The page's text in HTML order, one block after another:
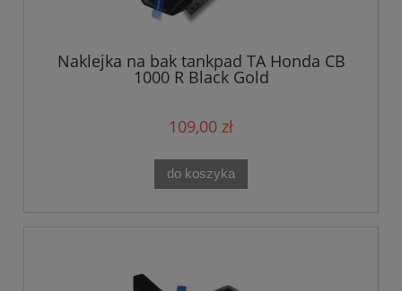
Naklejka na bak tankpad TA Honda CB
1000 R Black Gold
109,00 zł
do koszyka